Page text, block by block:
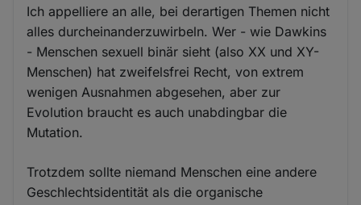
Ich appelliere an alle, bei derartigen Themen nicht
alles durcheinanderzuwirbeln. Wer - wie Dawkins
- Menschen sexuell binär sieht (also XX und XY-
Menschen) hat zweifelsfrei Recht, von extrem
wenigen Ausnahmen abgesehen, aber zur
Evolution braucht es auch unabdingbar die
Mutation.
Trotzdem sollte niemand Menschen eine andere
Geschlechtsidentität als die organische